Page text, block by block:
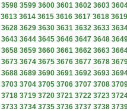
3598 3599 3600 3601 3602 3603
3613 3614 3615 3616 3617 3618 3619
3628 3629 3630 3631 3632 3633
3643 3644 3645 3646 3647 3648
3658 3659 3660 3661 3662 3663
3673 3674 3675 3676 3677 3678
3688 3689 3690 3691 3692 3693
3703 3704 3705 3706 3707 3708
3718 3719 3720 3721 3722 3723
3733 3734 3735 3736 3737 3738